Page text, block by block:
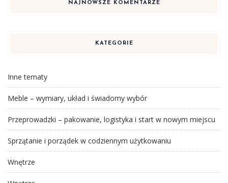
NAJNOWSZE KOMENTARZE
KATEGORIE
Inne tematy
Meble – wymiary, układ i świadomy wybór
Przeprowadzki – pakowanie, logistyka i start w nowym miejscu
Sprzątanie i porządek w codziennym użytkowaniu
Wnętrze